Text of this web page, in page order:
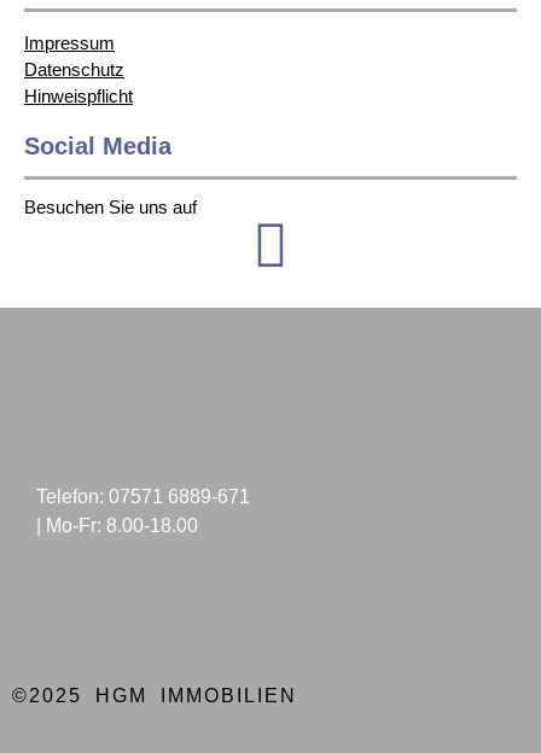
Impressum
Datenschutz
Hinweispflicht
Social Media
Besuchen Sie uns auf
Telefon: 07571 6889-671
| Mo-Fr: 8.00-18.00
©2025 HGM IMMOBILIEN